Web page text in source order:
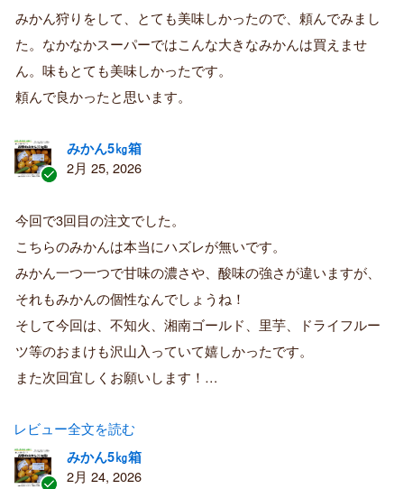
証
済
み
購
者
みかん狩りをして、とても美味しかったので、頼んでみまし
た。なかなかスーパーではこんな大きなみかんは買えませ
ん。味もとても美味しかったです。
頼んで良かったと思います。
証
済
み
購
者
みかん5㎏箱
2月 25, 2026
今回で3回目の注文でした。
こちらのみかんは本当にハズレが無いです。
みかん一つ一つで甘味の濃さや、酸味の強さが違いますが、
それもみかんの個性なんでしょうね！
そして今回は、不知火、湘南ゴールド、里芋、ドライフルー
ツ等のおまけも沢山入っていて嬉しかったです。
また次回宜しくお願いします！…
レビュー全文を読む
みかん5㎏箱
2月 24, 2026